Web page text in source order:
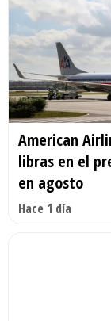
American
libras en el
en agosto
Hace 1 día